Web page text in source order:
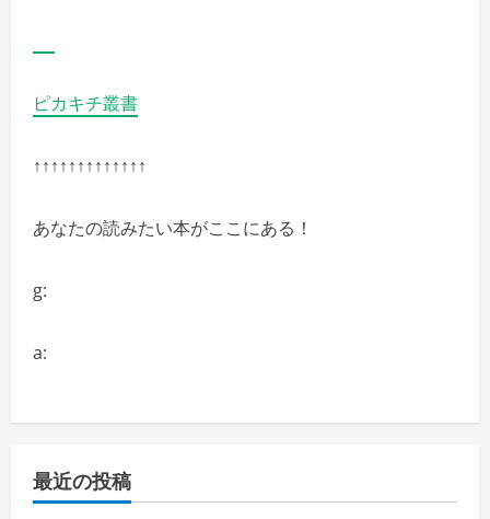
ピカキチ叢書
↑↑↑↑↑↑↑↑↑↑↑↑↑
あなたの読みたい本がここにある！
g:
a:
最近の投稿